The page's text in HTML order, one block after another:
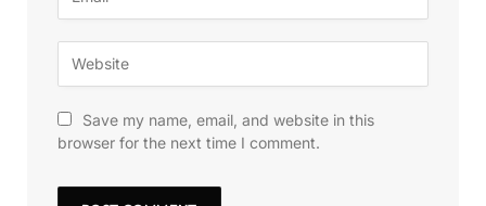
Save my name, email, and website in this
browser for the next time I comment.